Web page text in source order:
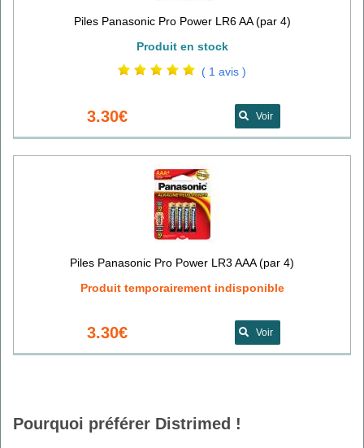
Piles Panasonic Pro Power LR6 AA (par 4)
Produit en stock
( 1 avis )
3.30€ Voir
Piles Panasonic Pro Power LR3 AAA (par 4)
Produit temporairement indisponible
3.30€ Voir
Pourquoi préférer Distrimed !